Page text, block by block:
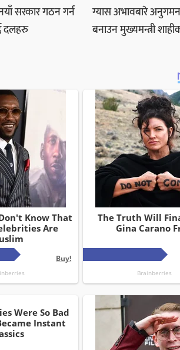
सरकार गठन गर्न
दलहरु
ग्यास अभावबारे अनुगमन
बनाउन मुख्यमन्त्री